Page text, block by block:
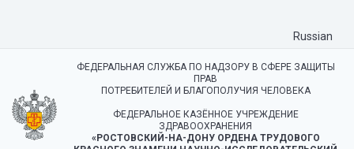
Russian
ФЕДЕРАЛЬНАЯ СЛУЖБА ПО НАДЗОРУ В СФЕРЕ ЗАЩИТЫ
ПРАВ
ПОТРЕБИТЕЛЕЙ И БЛАГОПОЛУЧИЯ ЧЕЛОВЕКА
ФЕДЕРАЛЬНОЕ КАЗЁННОЕ УЧРЕЖДЕНИЕ
ЗДРАВООХРАНЕНИЯ
«РОСТОВСКИЙ-НА-ДОНУ ОРДЕНА ТРУДОВОГО